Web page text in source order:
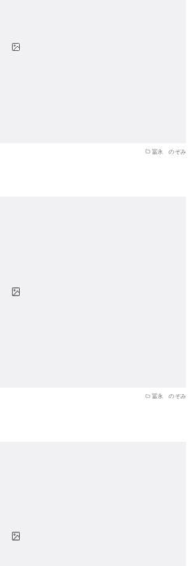
冨永 のぞみ
冨永 のぞみ